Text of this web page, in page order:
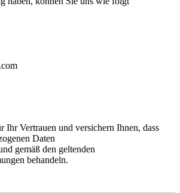
Ihr Vertrauen und versichern Ihnen, dass
Daten
gemäß den geltenden
behandeln.